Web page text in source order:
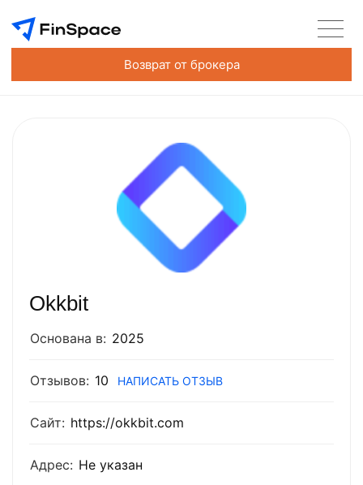
Возврат от брокера
Okkbit
Основана в: 2025
Отзывов: 10 НАПИСАТЬ ОТЗЫВ
Сайт: https://okkbit.com
Адрес: Не указан